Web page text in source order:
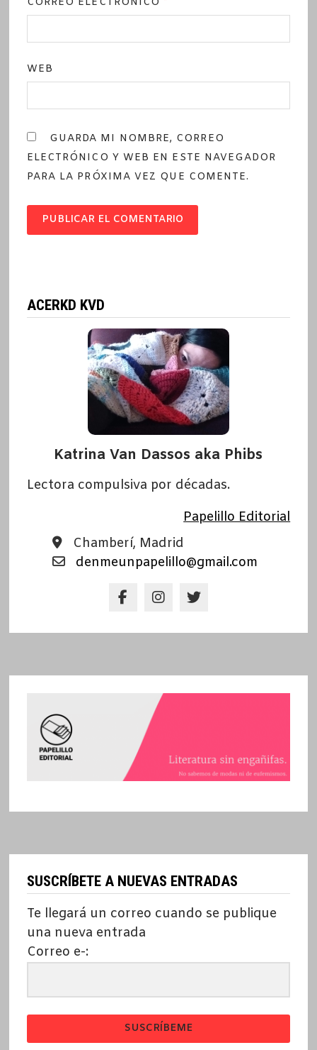
CORREO ELECTRÓNICO*
WEB
GUARDA MI NOMBRE, CORREO
ELECTRÓNICO Y WEB EN ESTE NAVEGADOR
PARA LA PRÓXIMA VEZ QUE COMENTE.
ACERKD KVD
Katrina Van Dassos aka Phibs
Lectora compulsiva por décadas.
Papelillo Editorial
Chamberí, Madrid
denmeunpapelillo@gmail.com
SUSCRÍBETE A NUEVAS ENTRADAS
Te llegará un correo cuando se publique
una nueva entrada
Correo e-:
SUSCRÍBEME